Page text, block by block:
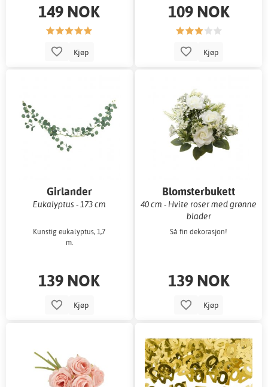
149 NOK
Kjøp
109 NOK
Kjøp
Girlander
Eukalyptus - 173 cm
Kunstig eukalyptus, 1,7
m.
139 NOK
Kjøp
Blomsterbukett
40 cm - Hvite roser med grønne
blader
Så fin dekorasjon!
139 NOK
Kjøp